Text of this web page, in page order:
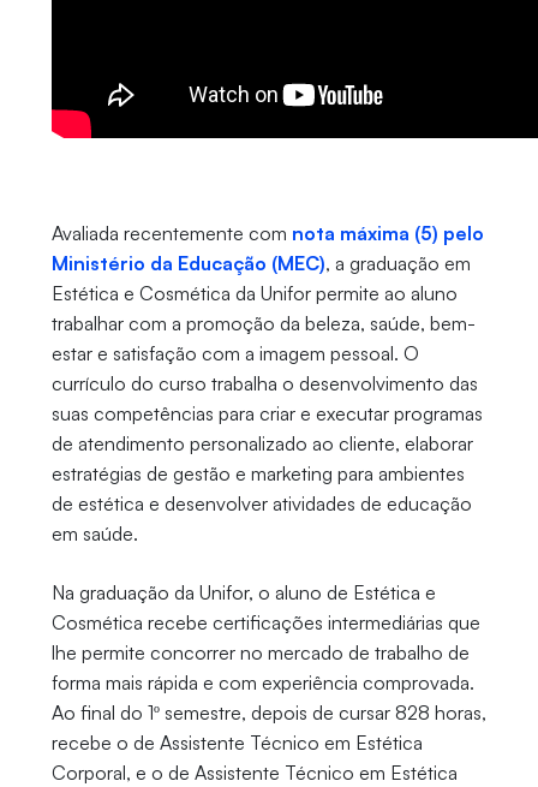
Avaliada recentemente com nota máxima (5) pelo
Ministério da Educação (MEC), a graduação em
Estética e Cosmética da Unifor permite ao aluno
trabalhar com a promoção da beleza, saúde, bem-
estar e satisfação com a imagem pessoal. O
currículo do curso trabalha o desenvolvimento das
suas competências para criar e executar programas
de atendimento personalizado ao cliente, elaborar
estratégias de gestão e marketing para ambientes
de estética e desenvolver atividades de educação
em saúde.
Na graduação da Unifor, o aluno de Estética e
Cosmética recebe certificações intermediárias que
lhe permite concorrer no mercado de trabalho de
forma mais rápida e com experiência comprovada.
Ao final do 1º semestre, depois de cursar 828 horas,
recebe o de Assistente Técnico em Estética
Corporal, e o de Assistente Técnico em Estética